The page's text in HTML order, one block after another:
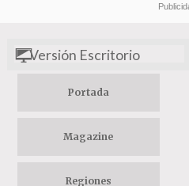
Versión Escritorio
Portada
Magazine
Regiones